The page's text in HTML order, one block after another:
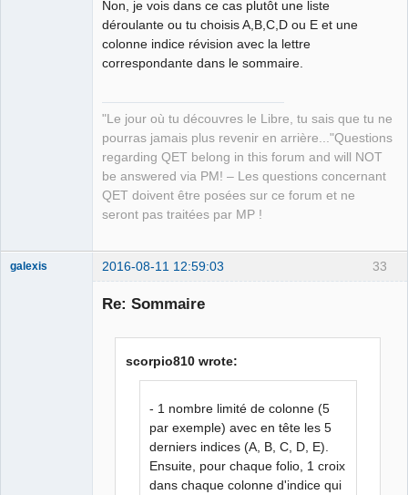
Non, je vois dans ce cas plutôt une liste
déroulante ou tu choisis A,B,C,D ou E et une
colonne indice révision avec la lettre
correspondante dans le sommaire.
"Le jour où tu découvres le Libre, tu sais que tu ne
pourras jamais plus revenir en arrière..."Questions
regarding QET belong in this forum and will NOT
be answered via PM! – Les questions concernant
QET doivent être posées sur ce forum et ne
seront pas traitées par MP !
33
galexis 2016-08-11 12:59:03
Re: Sommaire
scorpio810 wrote:
- 1 nombre limité de colonne (5
par exemple) avec en tête les 5
derniers indices (A, B, C, D, E).
Ensuite, pour chaque folio, 1 croix
dans chaque colonne d'indice qui